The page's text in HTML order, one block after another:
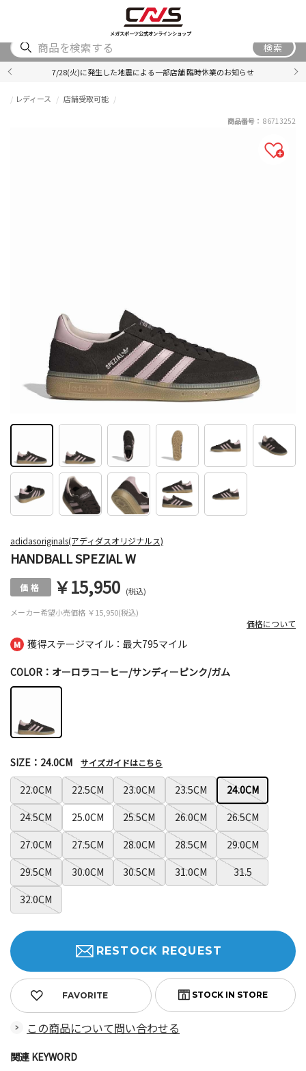
メガスポーツ公式オンラインショップ
ACCESSORY
検索
7/28(火)に発生した地震による一部店舗 臨時休業のお知らせ
獲得ステージマイル：最大795マイル
adidasoriginals(アディダスオリジナルス)
HANDBALL SPEZIAL W
レディース 店舗受取可能
メーカー希望小売価格 ￥15,950(税込)
￥15,950 (税込)
価格について
商品番号： 86713252
COLOR：オーロラコーヒー/サンディーピンク/ガム
22.0CM 22.5CM 23.0CM 23.5CM
24.0CM
24.5CM
25.0CM 25.5CM 26.0CM
26.5CM
27.0CM
27.5CM 28.0CM 28.5CM
29.0CM
29.5CM
30.0CM 30.5CM 31.0CM
31.5
32.0CM
SIZE：24.0CM サイズガイドはこちら
FAVORITE
RESTOCK REQUEST
この商品について問い合わせる
関連 KEYWORD